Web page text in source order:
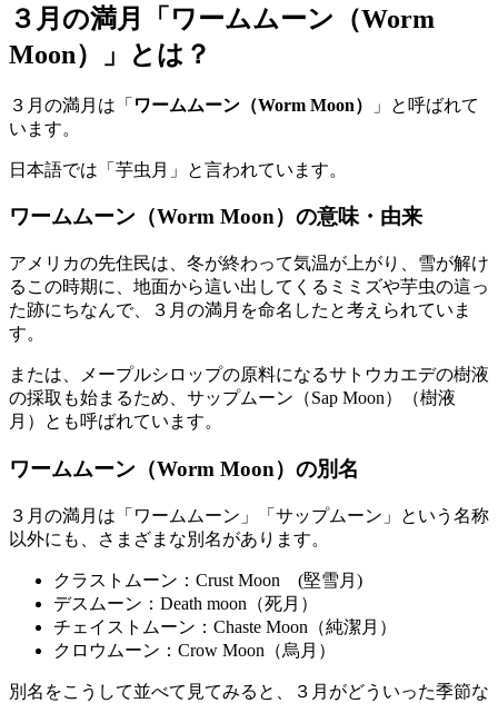
３月の満月「ワームムーン（Worm
Moon）」とは？
３月の満月は「 ワームムーン（Worm Moon）
」と呼ばれて
います。
日本語では「芋虫月」と言われています。
ワームムーン（Worm Moon）の意味・由来
アメリカの先住民は、冬が終わって気温が上がり、雪が解け
るこの時期に、地面から這い出してくるミミズや芋虫の這っ
た跡にちなんで、３月の満月を命名したと考えられていま
す。
または、メープルシロップの原料になるサトウカエデの樹液
の採取も始まるため、サップムーン（Sap Moon）（樹液
月）とも呼ばれています。
ワームムーン（Worm Moon）の別名
３月の満月は「ワームムーン」「サップムーン」という名称
以外にも、さまざまな別名があります。
クラストムーン：Crust Moon (堅雪月)
デスムーン：Death moon（死月）
チェイストムーン：Chaste Moon（純潔月）
クロウムーン：Crow Moon（烏月）
別名をこうして並べて見てみると、３月がどういった季節な